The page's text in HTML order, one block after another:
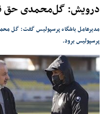
درویش: گل‌محمدی حق
مدیرعامل باشگاه پرسپولیس گفت: گل
پرسپولیس برود.